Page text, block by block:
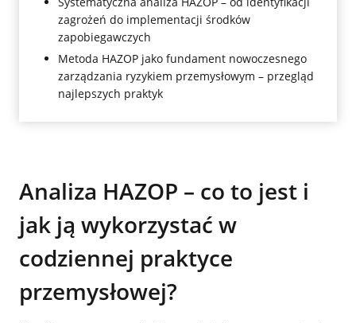
zagrożeń do implementacji środków
zapobiegawczych
Metoda HAZOP jako fundament nowoczesnego
zarządzania ryzykiem przemysłowym – przegląd
najlepszych praktyk
Analiza HAZOP – co to jest i
jak ją wykorzystać w
codziennej praktyce
przemysłowej?